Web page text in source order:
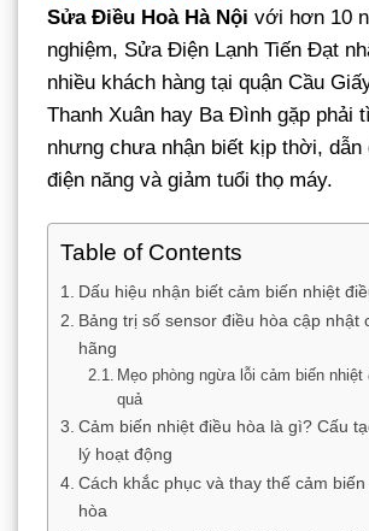
Sửa Điều Hoà Hà Nội với hơn 10
nghiệm, Sửa Điện Lạnh Tiến Đạt
nhiều khách hàng tại quận Cầu
Thanh Xuân hay Ba Đình gặp phải
nhưng chưa nhận biết kịp thời, dẫn
điện năng và giảm tuổi thọ máy.
Table of Contents
Dấu hiệu nhận biết cảm biến nhiệt
Bảng trị số sensor điều hòa cập nhật
hãng
Mẹo phòng ngừa lỗi cảm biến nhiệt
quả
Cảm biến nhiệt điều hòa là gì? Cấu
lý hoạt động
Cách khắc phục và thay thế cảm
hòa